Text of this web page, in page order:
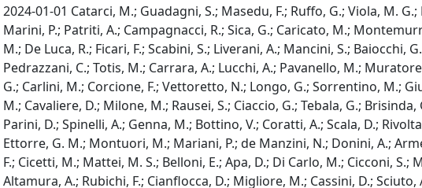
2024-01-01 Catarci, M.; Guadagni, S.; Masedu, F.; Ruffo, G.; Viola, M.
Marini, P.; Patriti, A.; Campagnacci, R.; Sica, G.; Caricato, M.;
M.; De Luca, R.; Ficari, F.; Scabini, S.; Liverani, A.; Mancini, S.; Baiocchi,
Pedrazzani, C.; Totis, M.; Carrara, A.; Lucchi, A.; Pavanello, M.;
G.; Carlini, M.; Corcione, F.; Vettoretto, N.; Longo, G.; Sorrentino, M.;
M.; Cavaliere, D.; Milone, M.; Rausei, S.; Ciaccio, G.; Tebala, G.;
Parini, D.; Spinelli, A.; Genna, M.; Bottino, V.; Coratti, A.; Scala, D.;
Ettorre, G. M.; Montuori, M.; Mariani, P.; de Manzini, N.; Donini, A.;
F.; Cicetti, M.; Mattei, M. S.; Belloni, E.; Apa, D.; Di Carlo, M.; Cicconi,
Altamura, A.; Rubichi, F.; Cianflocca, D.; Migliore, M.; Cassini, D.; Sciuto,